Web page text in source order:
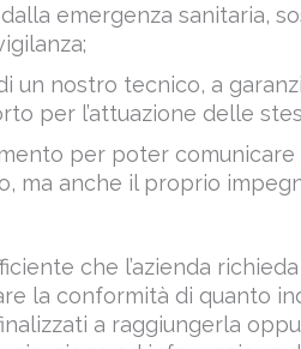
emergenza sanitaria,
un nostro tecnico, a
per l’attuazione delle
per poter
ma anche il proprio
che l’azienda
la conformità di quanto
a raggiungerla